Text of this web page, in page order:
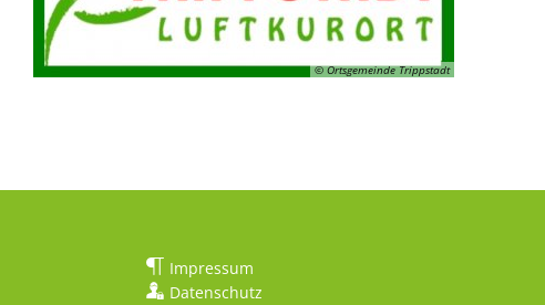
© Ortsgemeinde Trippstadt
Impressum
Datenschutz